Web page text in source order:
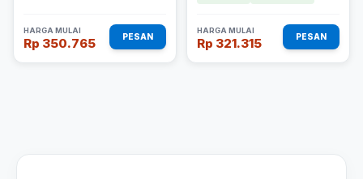
HARGA MULAI
Rp 350.765 PESAN
HARGA MULAI
Rp 321.315 PESAN